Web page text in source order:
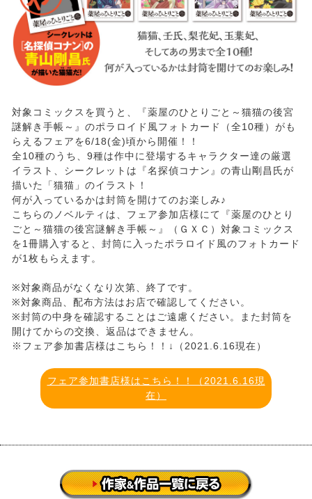
対象コミックスを買うと、『薬屋のひとりごと～猫猫の後宮
謎解き手帳～』のポラロイド風フォトカード（全10種）がも
らえるフェアを6/18(金)頃から開催！！
全10種のうち、9種は作中に登場するキャラクター達の厳選
イラスト、シークレットは『名探偵コナン』の青山剛昌氏が
描いた「猫猫」のイラスト！
何が入っているかは封筒を開けてのお楽しみ♪
こちらのノベルティは、フェア参加店様にて『薬屋のひとり
ごと～猫猫の後宮謎解き手帳～』（ＧＸＣ）対象コミックス
を1冊購入すると、封筒に入ったポラロイド風のフォトカード
が1枚もらえます。
※対象商品がなくなり次第、終了です。
※対象商品、配布方法はお店で確認してください。
※封筒の中身を確認することはご遠慮ください。また封筒を
開けてからの交換、返品はできません。
※フェア参加書店様はこちら！！↓（2021.6.16現在）
フェア参加書店様はこちら！！（2021.6.16現
在）